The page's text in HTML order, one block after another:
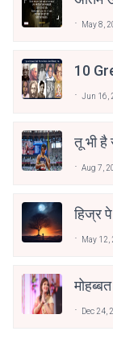
May 8,
10
Jun 16,
तू भी है
Aug 7,
हिज्र
May 12,
Dec 24,